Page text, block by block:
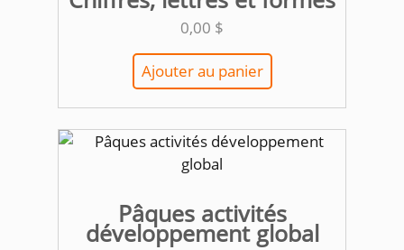
0,00 $
Ajouter au panier
Pâques activités
développement global